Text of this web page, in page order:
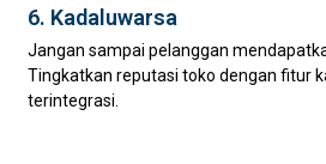
6. Kadaluwarsa
Jangan sampai pelanggan
Tingkatkan reputasi toko dengan fitur
terintegrasi.